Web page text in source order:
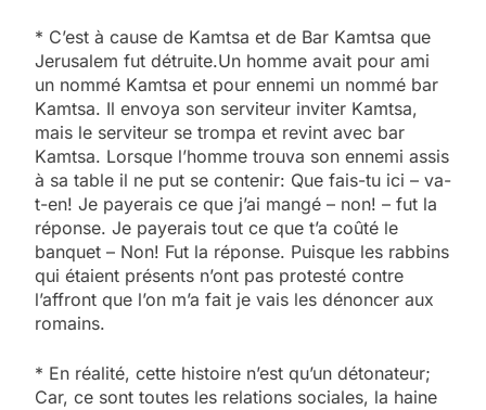
* C’est à cause de Kamtsa et de Bar Kamtsa que
Jerusalem fut détruite.Un homme avait pour ami
un nommé Kamtsa et pour ennemi un nommé bar
Kamtsa. Il envoya son serviteur inviter Kamtsa,
mais le serviteur se trompa et revint avec bar
Kamtsa. Lorsque l’homme trouva son ennemi assis
à sa table il ne put se contenir: Que fais-tu ici – va-
t-en! Je payerais ce que j’ai mangé – non! – fut la
réponse. Je payerais tout ce que t’a coûté le
banquet – Non! Fut la réponse. Puisque les rabbins
qui étaient présents n’ont pas protesté contre
l’affront que l’on m’a fait je vais les dénoncer aux
romains.
* En réalité, cette histoire n’est qu’un détonateur;
Car, ce sont toutes les relations sociales, la haine